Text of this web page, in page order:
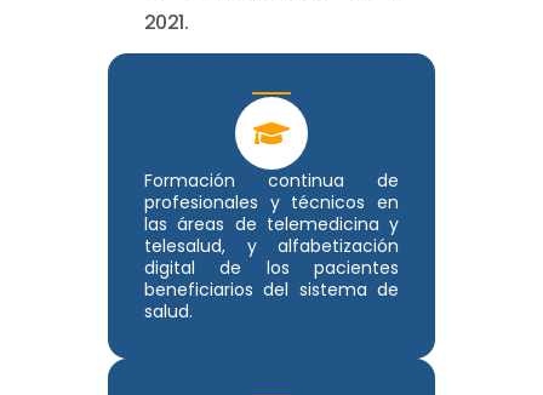
Formación continua de
profesionales y técnicos en
las áreas de telemedicina y
telesalud, y alfabetización
digital de los pacientes
beneficiarios del sistema de
salud.
2021.